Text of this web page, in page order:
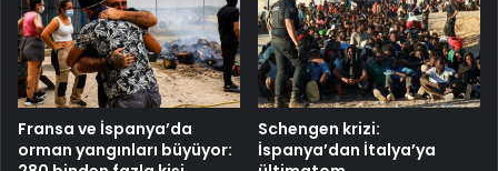
Fransa ve İspanya’da
orman yangınları büyüyor:
Schengen krizi:
İspanya’dan İtalya’ya